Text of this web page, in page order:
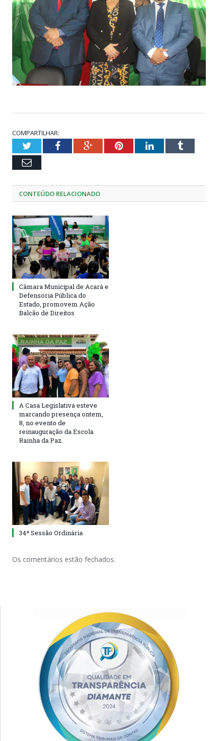
COMPARTILHAR:
TwitterFacebookGoogle+PinterestLinkedInTumblr
Email
CONTEÚDO RELACIONADO
Câmara Municipal de Acará e
Defensoria Pública do
Estado, promovem Ação
Balcão de Direitos
A Casa Legislativa esteve
marcando presença ontem,
8, no evento de
reinauguração da Escola
Rainha da Paz.
34ª Sessão Ordinária
Os comentários estão fechados.